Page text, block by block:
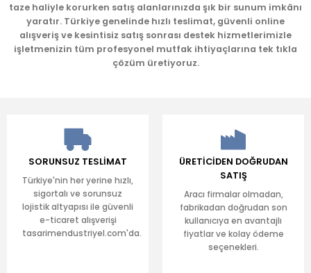
Gönder
taze haliyle korurken satış alanlarınızda şık bir sunum imkânı
yaratır. Türkiye genelinde hızlı teslimat, güvenli online
alışveriş ve kesintisiz satış sonrası destek hizmetlerimizle
işletmenizin tüm profesyonel mutfak ihtiyaçlarına tek tıkla
çözüm üretiyoruz.
SORUNSUZ TESLİMAT
Türkiye'nin her yerine hızlı,
sigortalı ve sorunsuz
lojistik altyapısı ile güvenli
e-ticaret alışverişi
tasarimendustriyel.com'da.
ÜRETİCİDEN DOĞRUDAN
SATIŞ
Aracı firmalar olmadan,
fabrikadan doğrudan son
kullanıcıya en avantajlı
fiyatlar ve kolay ödeme
seçenekleri.